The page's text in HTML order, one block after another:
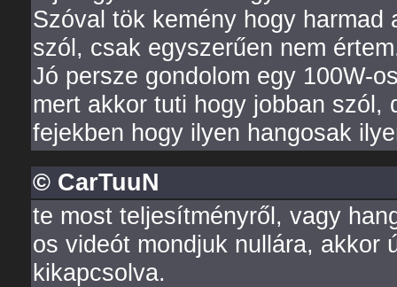
Szóval tök kemény hogy
szól, csak egyszerűen nem
Jó persze gondolom egy 100W-
mert akkor tuti hogy jobban szól,
fejekben hogy ilyen hangosak
© CarTuuN
te most teljesítményről, vagy
os videót mondjuk nullára, akkor
kikapcsolva.